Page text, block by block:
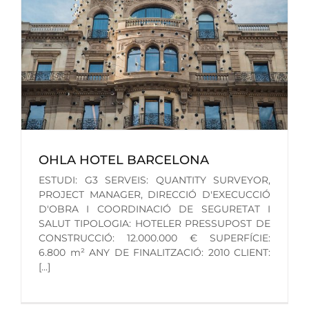
OHLA HOTEL BARCELONA
ESTUDI: G3 SERVEIS: QUANTITY SURVEYOR,
PROJECT MANAGER, DIRECCIÓ D'EXECUCCIÓ
D'OBRA I COORDINACIÓ DE SEGURETAT I
SALUT TIPOLOGIA: HOTELER PRESSUPOST DE
CONSTRUCCIÓ: 12.000.000 € SUPERFÍCIE:
6.800 m² ANY DE FINALITZACIÓ: 2010 CLIENT:
[...]